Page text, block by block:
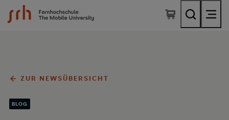
SRH Fernhochschule - The Mobile University
ZUR NEWSÜBERSICHT
BLOG